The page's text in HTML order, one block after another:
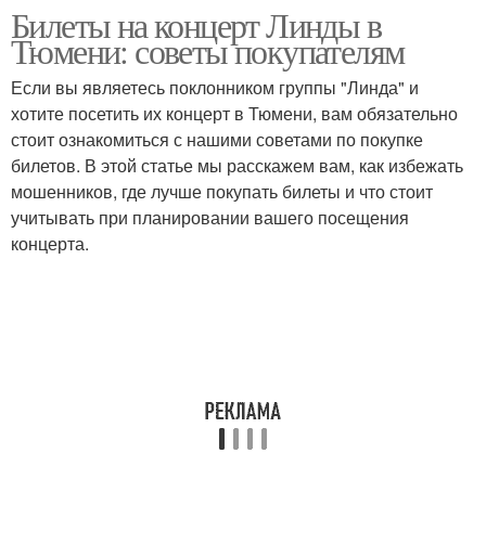
Билеты на концерт Линды в
Тюмени: советы покупателям
Если вы являетесь поклонником группы "Линда" и
хотите посетить их концерт в Тюмени, вам обязательно
стоит ознакомиться с нашими советами по покупке
билетов. В этой статье мы расскажем вам, как избежать
мошенников, где лучше покупать билеты и что стоит
учитывать при планировании вашего посещения
концерта.